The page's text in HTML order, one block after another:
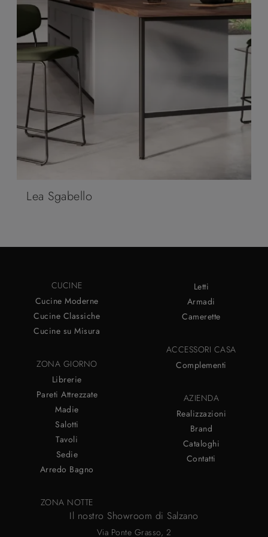
Lea Sgabello
CUCINE
Cucine Moderne
Cucine Classiche
Cucine su Misura
ZONA GIORNO
Librerie
Pareti Attrezzate
Madie
Salotti
Tavoli
Sedie
Arredo Bagno
ZONA NOTTE
Letti
Armadi
Camerette
ACCESSORI CASA
Complementi
AZIENDA
Realizzazioni
Brand
Cataloghi
Contatti
Il nostro Showroom di Salzano
Via Ponte Grasso, 2